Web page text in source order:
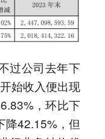
过公司去年下
始收入便出现
，环比下
降42.15%，但